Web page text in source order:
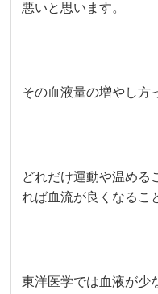
悪いと思います。
その血液量の増やし方
どれだけ運動や温める
れば血流が良くなるこ
東洋医学では血液が少